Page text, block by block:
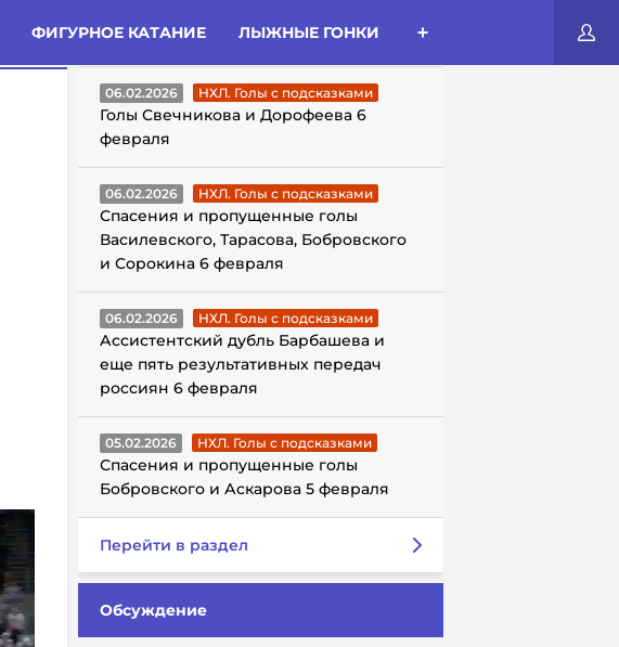
ФИГУРНОЕ КАТАНИЕ ЛЫЖНЫЕ ГОНКИ
ГОЛЫ С ПОДСКАЗКАМИ
06.02.2026 НХЛ. Голы с подсказками
Голы Свечникова и Дорофеева 6
февраля
06.02.2026 НХЛ. Голы с подсказками
Спасения и пропущенные голы
Василевского, Тарасова, Бобровского
и Сорокина 6 февраля
06.02.2026 НХЛ. Голы с подсказками
Ассистентский дубль Барбашева и
еще пять результативных передач
россиян 6 февраля
05.02.2026 НХЛ. Голы с подсказками
Спасения и пропущенные голы
Бобровского и Аскарова 5 февраля
Перейти в раздел
Обсуждение